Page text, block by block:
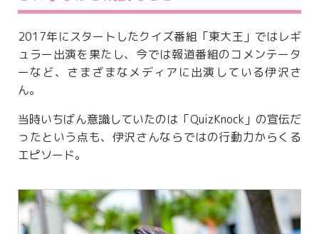
2017年にスタートしたクイズ番組「東大王」ではレギ
ュラー出演を果たし、今では報道番組のコメンテータ
ーなど、さまざまなメディアに出演している伊沢さ
ん。
当時いちばん意識していたのは「QuizKnock」の宣伝だ
ったという点も、伊沢さんならではの行動力からくる
エピソード。